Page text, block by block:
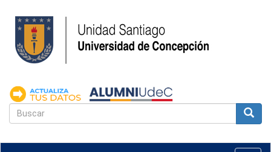
contenido
principal
FORMULARIO